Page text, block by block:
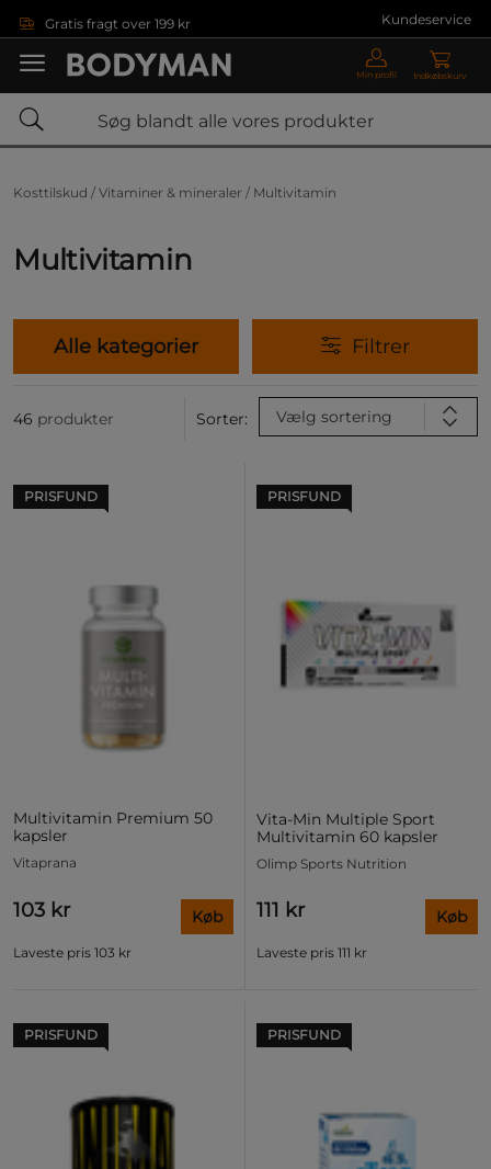
Gratis fragt over 199 kr Kundeservice
Min profil Indkøbskurv
Kosttilskud / Vitaminer & mineraler / Multivitamin
Multivitamin
Alle kategorier Filtrer
46 produkter Sorter: Vælg sortering
PRISFUND
Multivitamin Premium 50
kapsler
Vitaprana
103 kr
Laveste pris 103 kr
Køb
PRISFUND
Vita-Min Multiple Sport
Multivitamin 60 kapsler
Olimp Sports Nutrition
111 kr
Laveste pris 111 kr
Køb
PRISFUND PRISFUND